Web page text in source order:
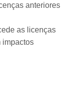
anteriores
as licenças
impactos